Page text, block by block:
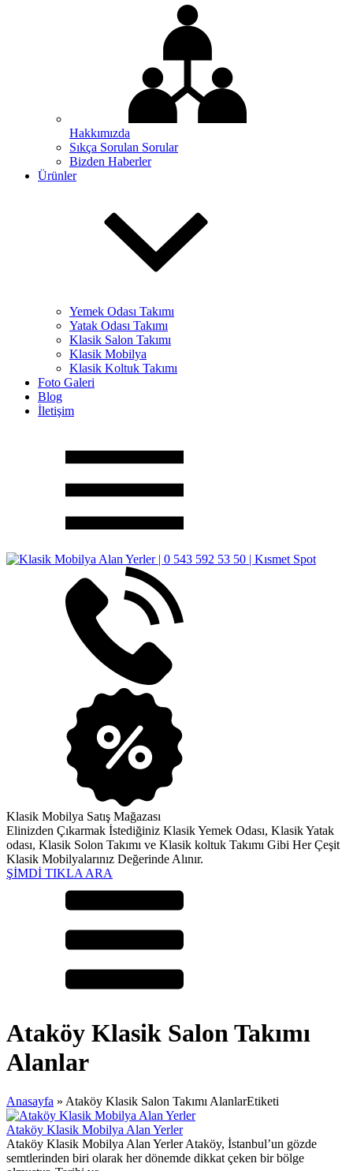
Hakkımızda
Sıkça Sorulan Sorular
Bizden Haberler
Ürünler
Yemek Odası Takımı
Yatak Odası Takımı
Klasik Salon Takımı
Klasik Mobilya
Klasik Koltuk Takımı
Foto Galeri
Blog
İletişim
Klasik Mobilya Satış Mağazası
Elinizden Çıkarmak İstediğiniz Klasik Yemek Odası, Klasik Yatak
odası, Klasik Solon Takımı ve Klasik koltuk Takımı Gibi Her Çeşit
Klasik Mobilyalarınız Değerinde Alınır.
ŞİMDİ TIKLA ARA
Ataköy Klasik Salon Takımı
Alanlar
Anasayfa » Ataköy Klasik Salon Takımı AlanlarEtiketi
Ataköy Klasik Mobilya Alan Yerler
Ataköy Klasik Mobilya Alan Yerler Ataköy, İstanbul’un gözde
semtlerinden biri olarak her dönemde dikkat çeken bir bölge